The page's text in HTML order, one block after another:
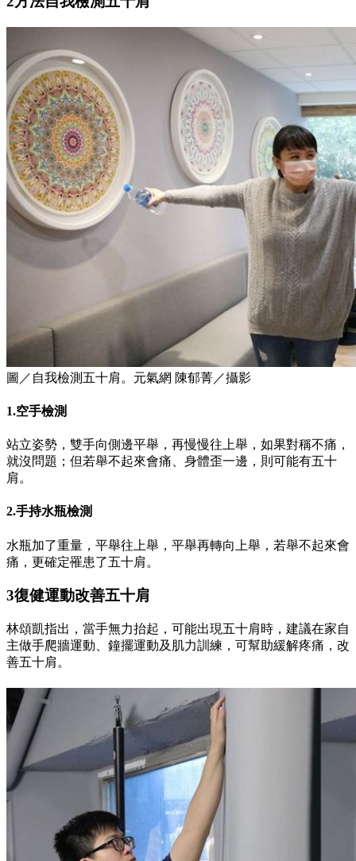
圖／自我檢測五十肩。元氣網 陳郁菁／攝影
1.空手檢測
站立姿勢，雙手向側邊平舉，再慢慢往上舉，如果對稱不痛，
就沒問題；但若舉不起來會痛、身體歪一邊，則可能有五十
肩。
2.手持水瓶檢測
水瓶加了重量，平舉往上舉，平舉再轉向上舉，若舉不起來會
痛，更確定罹患了五十肩。
3復健運動改善五十肩
林頌凱指出，當手無力抬起，可能出現五十肩時，建議在家自
主做手爬牆運動、鐘擺運動及肌力訓練，可幫助緩解疼痛，改
善五十肩。